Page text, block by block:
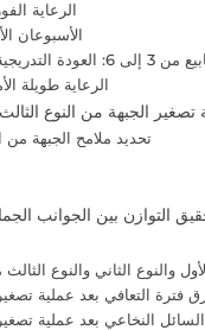
1. الرعاية
2. الأسبوعان
التدريجية إلى الأنشطة الطبيعية
4. الرعاية طويلة
تصغير الجبهة من النوع
1. تحديد ملامح الجبهة من
التوازن بين الجوانب
والنوع الثاني والنوع
فترة التعافي بعد عملية
النخاعي بعد عملية تصغير